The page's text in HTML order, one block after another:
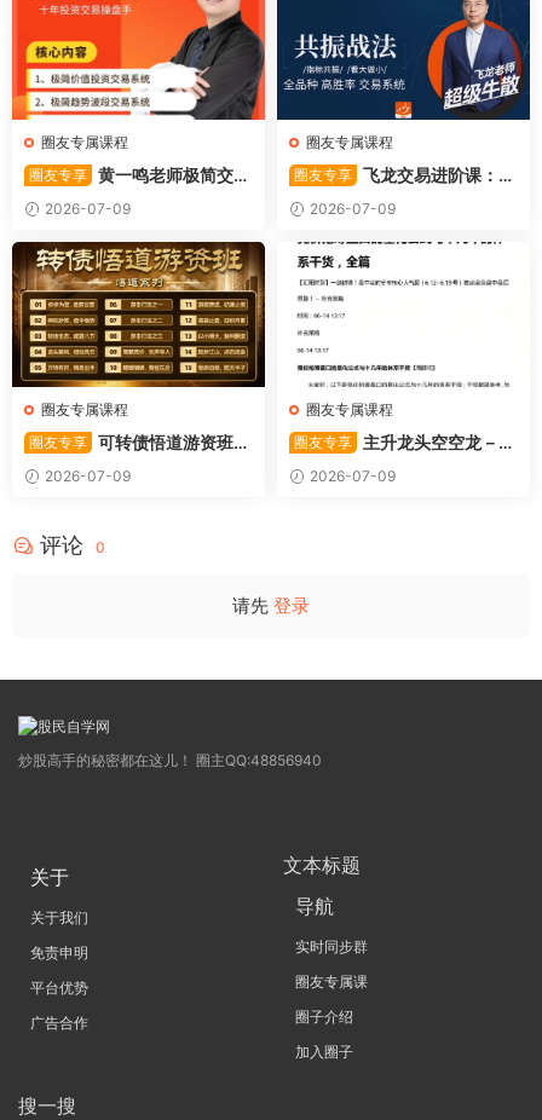
圈友专属课程
圈友专享 黄一鸣老师极简交易
系统2026-07-09
圈友专属课程
圈友专享 飞龙交易进阶课：共
振战法
2026-07-09
圈友专属课程
圈友专享 可转债悟道游资班出
奇系列悟道系列守正系列课程-
卓妍
2026-07-09
圈友专属课程
圈友专享
主升龙头空空龙－竞
价抢筹盘口的量化公式与十几
年的体系干货，全篇2026061
2026-07-09
评论 0
请先 登录
炒股高手的秘密都在这儿！ 圈主QQ:48856940
关于
关于我们
免责申明
平台优势
广告合作
文本标题
导航
实时同步群
圈友专属课
圈子介绍
加入圈子
搜一搜